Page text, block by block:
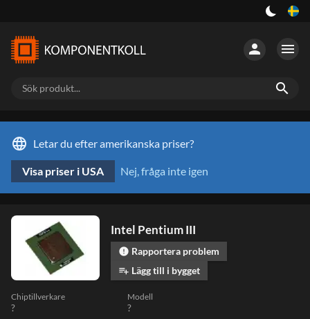
person menu
search
language Letar du efter amerikanska priser?
Nej, fråga inte igen
Visa priser i USA
Intel Pentium III
error Rapportera problem
playlist_add Lägg till i bygget
Chiptillverkare
?
Modell
?